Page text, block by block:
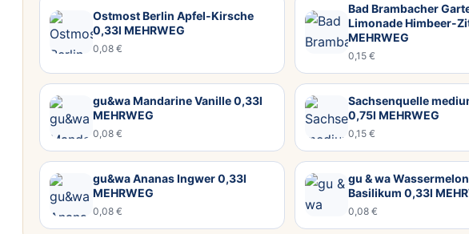
Ostmost Berlin Apfel-Kirsche
0,33l MEHRWEG
0,08 €
Bad Brambacher
Limonade Himbeer-
MEHRWEG
0,15 €
gu&wa Mandarine Vanille 0,33l
MEHRWEG
0,08 €
Sachsenquelle
0,75l MEHRWEG
0,15 €
gu&wa Ananas Ingwer 0,33l
MEHRWEG
0,08 €
gu & wa
Basilikum 0,33l
0,08 €